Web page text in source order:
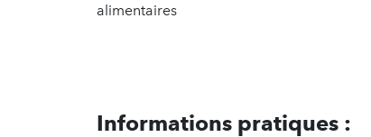
alimentaires
Informations pratiques :